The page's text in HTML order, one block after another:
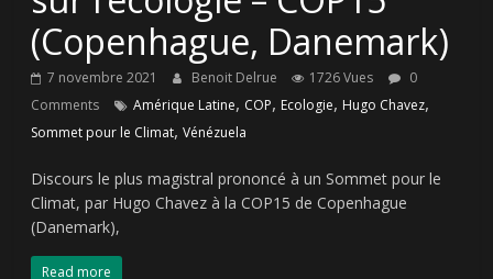
(Copenhague, Danemark)
7 novembre 2021 Benoit Delrue 1726 Vues
0
Comments
Amérique Latine, COP, Ecologie, Hugo Chavez,
Sommet pour le Climat,Vénézuela
Discours le plus magistral prononcé à un Sommet pour le
Climat, par Hugo Chavez à la COP15 de Copenhague
(Danemark),
Read more